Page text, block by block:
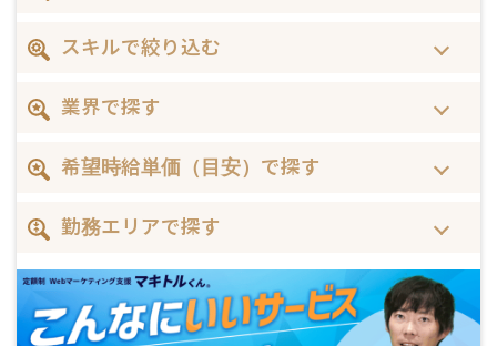
スキルで絞り込む
業界で探す
希望時給単価（目安）で探す
勤務エリアで探す